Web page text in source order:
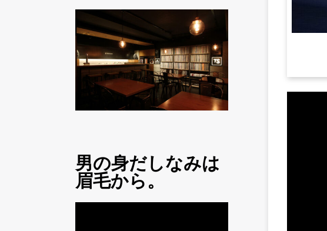
男の身だしなみは
眉毛から。